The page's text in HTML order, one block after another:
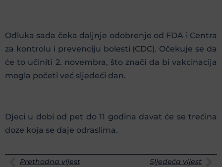
Odluka sada čeka daljnje odobrenje od FDA i Centra
za kontrolu i prevenciju bolesti (CDC). Očekuje se da
će to učiniti 2. novembra, što znači da bi vakcinacija
mogla početi već sljedeći dan.
Djeci u dobi od pet do 11 godina davat će se trećina
doze koja se daje odraslima.
Prethodna vijest Sljedeća vijest